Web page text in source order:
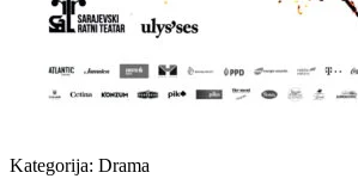
Kategorija: Drama